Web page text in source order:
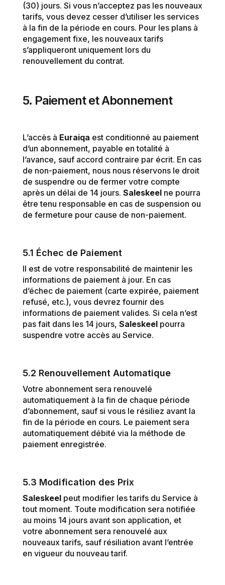
(30) jours. Si vous n’acceptez pas les nouveaux
tarifs, vous devez cesser d’utiliser les services
à la fin de la période en cours. Pour les plans à
engagement fixe, les nouveaux tarifs
s’appliqueront uniquement lors du
renouvellement du contrat.
5. Paiement et Abonnement
L’accès à Euraiqa est conditionné au paiement
d’un abonnement, payable en totalité à
l’avance, sauf accord contraire par écrit. En cas
de non-paiement, nous nous réservons le droit
de suspendre ou de fermer votre compte
après un délai de 14 jours. Saleskeelne pourra
être tenu responsable en cas de suspension ou
de fermeture pour cause de non-paiement.
5.1 Échec de Paiement
Il est de votre responsabilité de maintenir les
informations de paiement à jour. En cas
d’échec de paiement (carte expirée, paiement
refusé, etc.), vous devrez fournir des
informations de paiement valides. Si cela n’est
pas fait dans les 14 jours, Saleskeelpourra
suspendre votre accès au Service.
5.2 Renouvellement Automatique
Votre abonnement sera renouvelé
automatiquement à la fin de chaque période
d’abonnement, sauf si vous le résiliez avant la
fin de la période en cours. Le paiement sera
automatiquement débité via la méthode de
paiement enregistrée.
5.3 Modification des Prix
Saleskeelpeut modifier les tarifs du Service à
tout moment. Toute modification sera notifiée
au moins 14 jours avant son application, et
votre abonnement sera renouvelé aux
nouveaux tarifs, sauf résiliation avant l’entrée
en vigueur du nouveau tarif.